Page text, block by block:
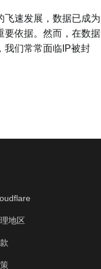
飞速发展，数据已成为
要依据。然而，在数据
我们常常面临IP被封
地区